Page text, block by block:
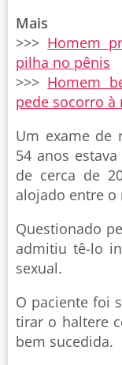
Mais
>>> Homem
pilha no pênis
>>> Homem
pede socorro à
Um exame de
54 anos
de cerca de
alojado entre o
Questionado
admitiu tê-lo
sexual.
O paciente foi
tirar o haltere
bem sucedida.